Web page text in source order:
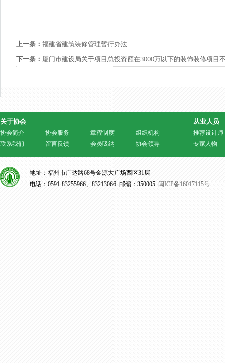
上一条： 福建省建筑装修管理暂行办法
下一条： 厦门市建设局关于项目总投资额在3000万以下的装饰装修项目
关于协会
协会简介 协会服务 章程制度
组织机构
联系我们
留言反馈 会员吸纳 协会领导
从业人员
推荐设计师
专家人物
地址：福州市广达路68号金源大广场西区31层
电话：0591-83255966、83213066 邮编：350005 闽ICP备16017115号